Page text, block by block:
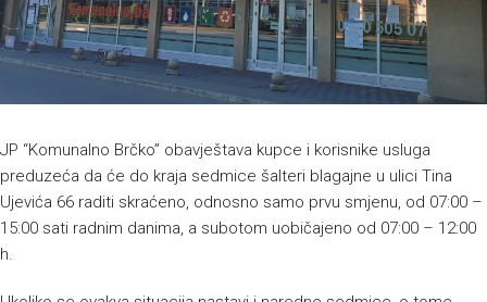
JP “Komunalno Brčko” obavještava kupce i korisnike usluga
preduzeća da će do kraja sedmice šalteri blagajne u ulici Tina
Ujevića 66 raditi skraćeno, odnosno samo prvu smjenu, od 07:00 –
15:00 sati radnim danima, a subotom uobičajeno od 07:00 – 12:00
h.